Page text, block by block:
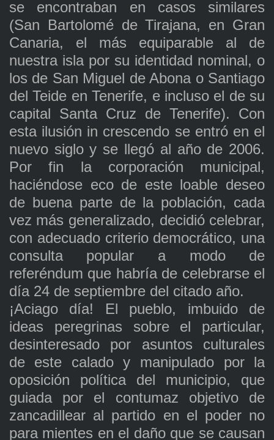
se encontraban en casos similares
(San Bartolomé de Tirajana, en Gran
Canaria, el más equiparable al de
nuestra isla por su identidad nominal, o
los de San Miguel de Abona o Santiago
del Teide en Tenerife, e incluso el de su
capital Santa Cruz de Tenerife). Con
esta ilusión in crescendo se entró en el
nuevo siglo y se llegó al año de 2006.
Por fin la corporación municipal,
haciéndose eco de este loable deseo
de buena parte de la población, cada
vez más generalizado, decidió celebrar,
con adecuado criterio democrático, una
consulta popular a modo de
referéndum que habría de celebrarse el
día 24 de septiembre del citado año.
¡Aciago día! El pueblo, imbuido de
ideas peregrinas sobre el particular,
desinteresado por asuntos culturales
de este calado y manipulado por la
oposición política del municipio, que
guiada por el contumaz objetivo de
zancadillear al partido en el poder no
para mientes en el daño que se causan